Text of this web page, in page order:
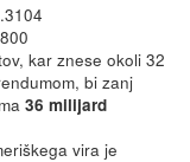
kar znese okoli 32
bi zanj
36 milijard
vira je